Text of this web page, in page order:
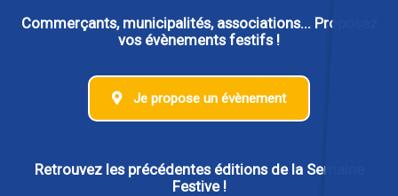
Commerçants, municipalités, associations... Proposez
vos évènements festifs !
Je propose un évènement
Retrouvez les précédentes éditions de la Semaine
Festive !